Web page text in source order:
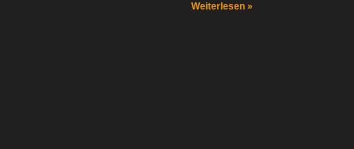
Weiterlesen »